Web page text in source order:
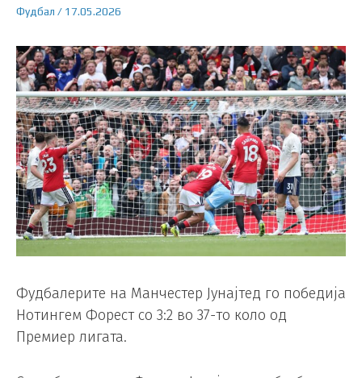
Фудбал / 17.05.2026
Фудбалерите на Манчестер Јунајтед го победија
Нотингем Форест со 3:2 во 37-то коло од
Премиер лигата.